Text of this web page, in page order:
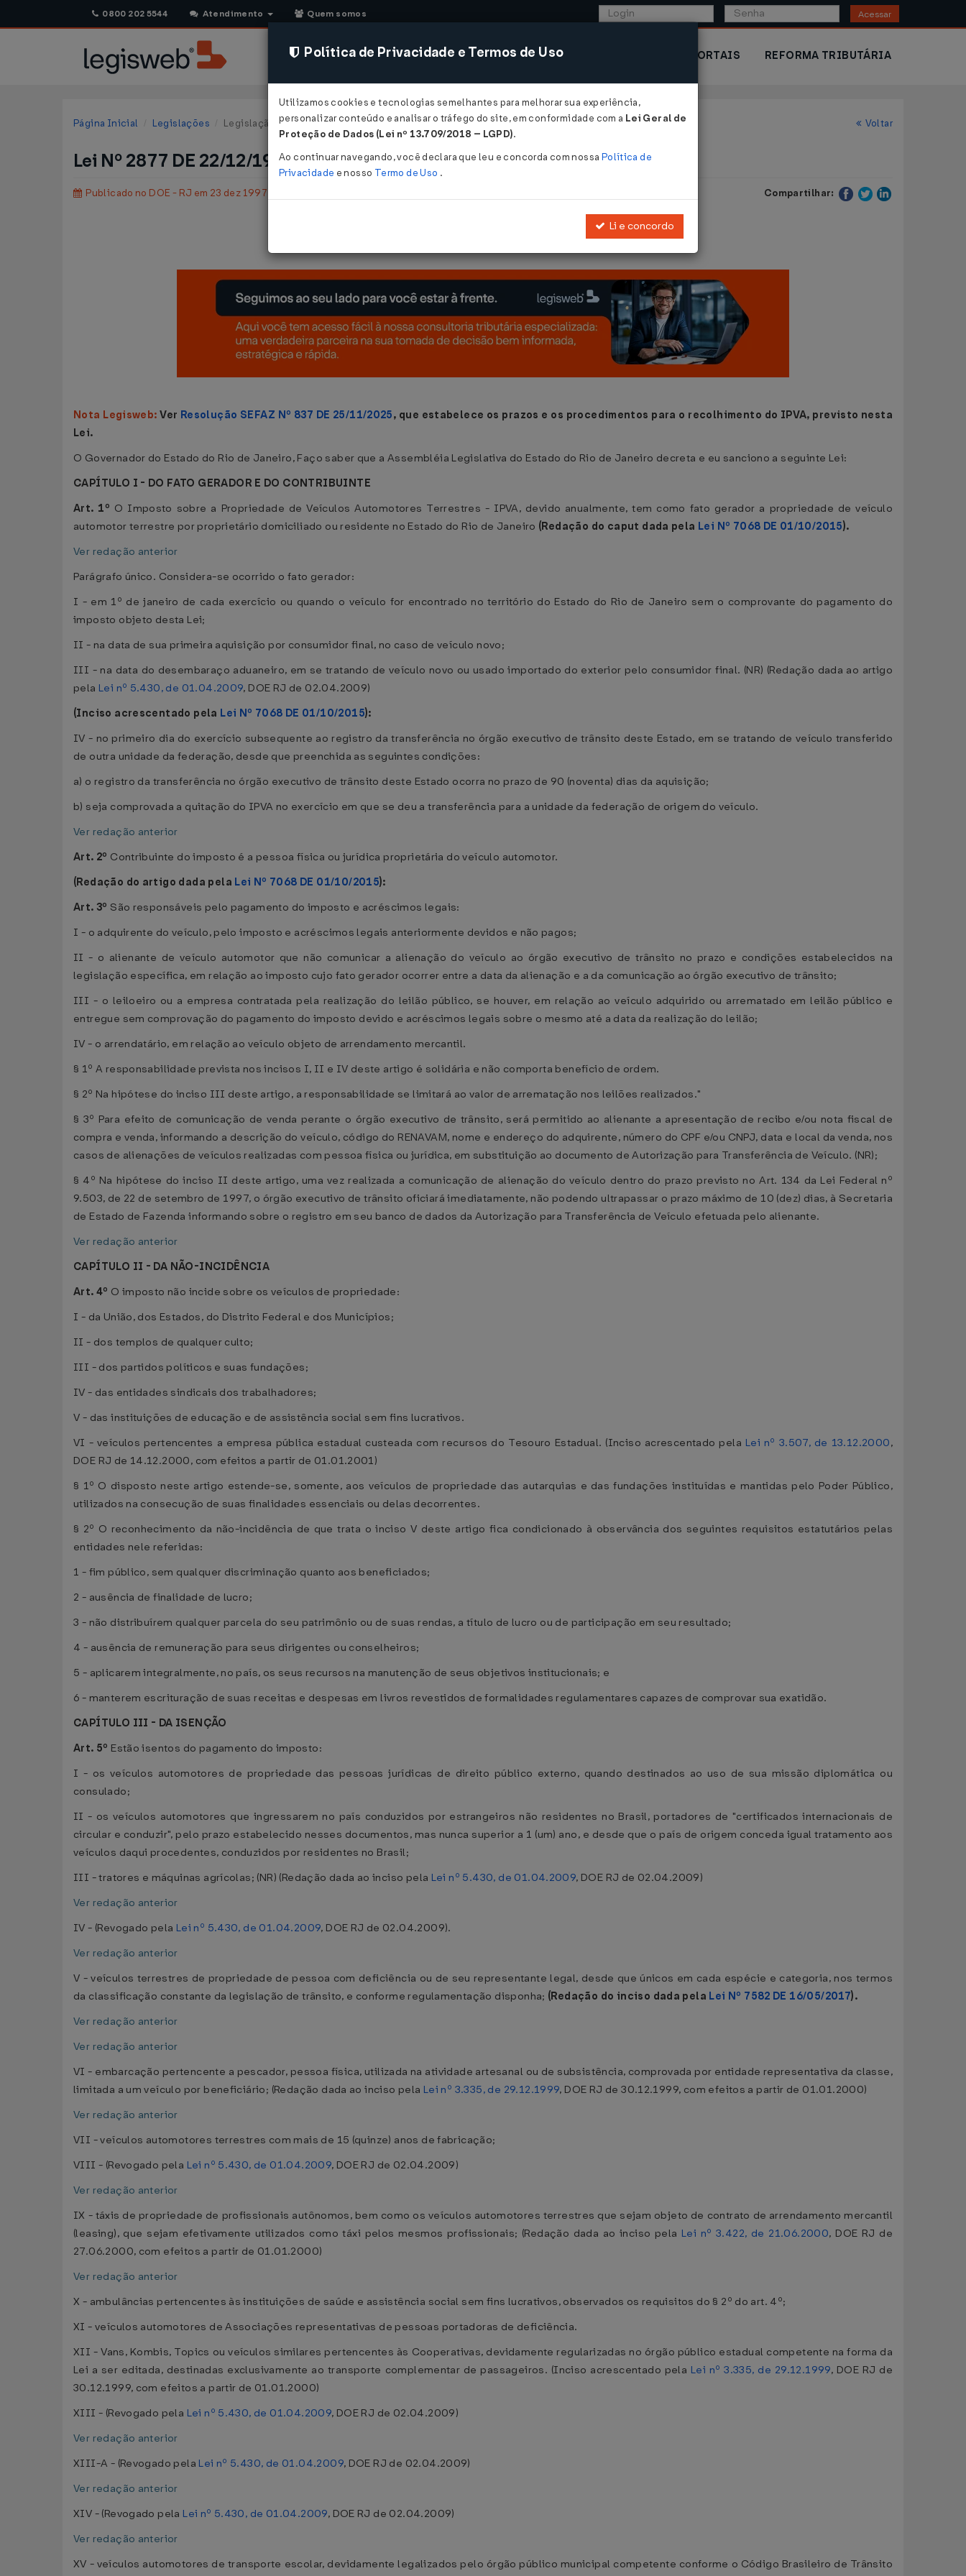
0800 202 5544 Atendimento Quem somos Acessar
CONSULTORIA SISTEMAS COMÉRCIO EXTERIOR PORTAIS REFORMA TRIBUTÁRIA
Página Inicial Legislações Legislação Estadual - Rio de Janeiro Voltar
Lei Nº 2877 DE 22/12/1997
Publicado no DOE - RJ em 23 dez 1997 Compartilhar:
Dispõe sobre o Imposto sobre a Propriedade de Veículos Automotores (IPVA).
Nota Legisweb:Ver Resolução SEFAZ Nº 837 DE 25/11/2025, que estabelece os prazos e os procedimentos para o recolhimento do IPVA, previsto nesta
Lei.
O Governador do Estado do Rio de Janeiro, Faço saber que a Assembléia Legislativa do Estado do Rio de Janeiro decreta e eu sanciono a seguinte Lei:
CAPÍTULO I - DO FATO GERADOR E DO CONTRIBUINTE
Art. 1º O Imposto sobre a Propriedade de Veículos Automotores Terrestres - IPVA, devido anualmente, tem como fato gerador a propriedade de veículo
automotor terrestre por proprietário domiciliado ou residente no Estado do Rio de Janeiro (Redação do caput dada pela Lei Nº 7068 DE 01/10/2015).
Ver redação anterior
Parágrafo único. Considera-se ocorrido o fato gerador:
I - em 1º de janeiro de cada exercício ou quando o veículo for encontrado no território do Estado do Rio de Janeiro sem o comprovante do pagamento do
imposto objeto desta Lei;
II - na data de sua primeira aquisição por consumidor final, no caso de veículo novo;
III - na data do desembaraço aduaneiro, em se tratando de veículo novo ou usado importado do exterior pelo consumidor final. (NR) (Redação dada ao artigo
pela Lei nº 5.430, de 01.04.2009, DOE RJ de 02.04.2009)
(Inciso acrescentado pela Lei Nº 7068 DE 01/10/2015):
IV - no primeiro dia do exercício subsequente ao registro da transferência no órgão executivo de trânsito deste Estado, em se tratando de veículo transferido
de outra unidade da federação, desde que preenchida as seguintes condições:
a) o registro da transferência no órgão executivo de trânsito deste Estado ocorra no prazo de 90 (noventa) dias da aquisição;
b) seja comprovada a quitação do IPVA no exercício em que se deu a transferência para a unidade da federação de origem do veículo.
Ver redação anterior
Art. 2º Contribuinte do imposto é a pessoa física ou jurídica proprietária do veículo automotor.
(Redação do artigo dada pela Lei Nº 7068 DE 01/10/2015):
Art. 3º São responsáveis pelo pagamento do imposto e acréscimos legais:
I - o adquirente do veículo, pelo imposto e acréscimos legais anteriormente devidos e não pagos;
II - o alienante de veículo automotor que não comunicar a alienação do veículo ao órgão executivo de trânsito no prazo e condições estabelecidos na
legislação específica, em relação ao imposto cujo fato gerador ocorrer entre a data da alienação e a da comunicação ao órgão executivo de trânsito;
III - o leiloeiro ou a empresa contratada pela realização do leilão público, se houver, em relação ao veículo adquirido ou arrematado em leilão público e
entregue sem comprovação do pagamento do imposto devido e acréscimos legais sobre o mesmo até a data da realização do leilão;
IV - o arrendatário, em relação ao veículo objeto de arrendamento mercantil.
§ 1º A responsabilidade prevista nos incisos I, II e IV deste artigo é solidária e não comporta benefício de ordem.
§ 2º Na hipótese do inciso III deste artigo, a responsabilidade se limitará ao valor de arrematação nos leilões realizados."
§ 3º Para efeito de comunicação de venda perante o órgão executivo de trânsito, será permitido ao alienante a apresentação de recibo e/ou nota fiscal de
compra e venda, informando a descrição do veículo, código do RENAVAM, nome e endereço do adquirente, número do CPF e/ou CNPJ, data e local da venda, nos
casos de alienações de veículos realizadas com pessoa física ou jurídica, em substituição ao documento de Autorização para Transferência de Veículo. (NR);
§ 4º Na hipótese do inciso II deste artigo, uma vez realizada a comunicação de alienação do veículo dentro do prazo previsto no Art. 134 da Lei Federal nº
9.503, de 22 de setembro de 1997, o órgão executivo de trânsito oficiará imediatamente, não podendo ultrapassar o prazo máximo de 10 (dez) dias, à Secretaria
de Estado de Fazenda informando sobre o registro em seu banco de dados da Autorização para Transferência de Veículo efetuada pelo alienante.
Ver redação anterior
CAPÍTULO II - DA NÃO-INCIDÊNCIA
Art. 4º O imposto não incide sobre os veículos de propriedade:
I - da União, dos Estados, do Distrito Federal e dos Municípios;
II - dos templos de qualquer culto;
III - dos partidos políticos e suas fundações;
IV - das entidades sindicais dos trabalhadores;
V - das instituições de educação e de assistência social sem fins lucrativos.
VI - veículos pertencentes a empresa pública estadual custeada com recursos do Tesouro Estadual. (Inciso acrescentado pela Lei nº 3.507, de 13.12.2000,
DOE RJ de 14.12.2000, com efeitos a partir de 01.01.2001)
§ 1º O disposto neste artigo estende-se, somente, aos veículos de propriedade das autarquias e das fundações instituídas e mantidas pelo Poder Público,
utilizados na consecução de suas finalidades essenciais ou delas decorrentes.
§ 2º O reconhecimento da não-incidência de que trata o inciso V deste artigo fica condicionado à observância dos seguintes requisitos estatutários pelas
entidades nele referidas:
1 - fim público, sem qualquer discriminação quanto aos beneficiados;
2 - ausência de finalidade de lucro;
3 - não distribuírem qualquer parcela do seu patrimônio ou de suas rendas, a título de lucro ou de participação em seu resultado;
4 - ausência de remuneração para seus dirigentes ou conselheiros;
5 - aplicarem integralmente, no país, os seus recursos na manutenção de seus objetivos institucionais; e
6 - manterem escrituração de suas receitas e despesas em livros revestidos de formalidades regulamentares capazes de comprovar sua exatidão.
CAPÍTULO III - DA ISENÇÃO
Art. 5º Estão isentos do pagamento do imposto:
I - os veículos automotores de propriedade das pessoas jurídicas de direito público externo, quando destinados ao uso de sua missão diplomática ou
consulado;
II - os veículos automotores que ingressarem no país conduzidos por estrangeiros não residentes no Brasil, portadores de "certificados internacionais de
circular e conduzir", pelo prazo estabelecido nesses documentos, mas nunca superior a 1 (um) ano, e desde que o país de origem conceda igual tratamento aos
veículos daqui procedentes, conduzidos por residentes no Brasil;
III - tratores e máquinas agrícolas; (NR) (Redação dada ao inciso pela Lei nº 5.430, de 01.04.2009, DOE RJ de 02.04.2009)
Ver redação anterior
IV - (Revogado pela Lei nº 5.430, de 01.04.2009, DOE RJ de 02.04.2009).
Ver redação anterior
V - veículos terrestres de propriedade de pessoa com deficiência ou de seu representante legal, desde que únicos em cada espécie e categoria, nos termos
da classificação constante da legislação de trânsito, e conforme regulamentação disponha; (Redação do inciso dada pela Lei Nº 7582 DE 16/05/2017).
Ver redação anterior
Ver redação anterior
VI - embarcação pertencente a pescador, pessoa física, utilizada na atividade artesanal ou de subsistência, comprovada por entidade representativa da classe,
limitada a um veículo por beneficiário; (Redação dada ao inciso pela Lei nº 3.335, de 29.12.1999, DOE RJ de 30.12.1999, com efeitos a partir de 01.01.2000)
Ver redação anterior
VII - veículos automotores terrestres com mais de 15 (quinze) anos de fabricação;
VIII - (Revogado pela Lei nº 5.430, de 01.04.2009, DOE RJ de 02.04.2009)
Ver redação anterior
IX - táxis de propriedade de profissionais autônomos, bem como os veículos automotores terrestres que sejam objeto de contrato de arrendamento mercantil
(leasing), que sejam efetivamente utilizados como táxi pelos mesmos profissionais; (Redação dada ao inciso pela Lei nº 3.422, de 21.06.2000, DOE RJ de
27.06.2000, com efeitos a partir de 01.01.2000)
Ver redação anterior
X - ambulâncias pertencentes às instituições de saúde e assistência social sem fins lucrativos, observados os requisitos do § 2º do art. 4º;
XI - veículos automotores de Associações representativas de pessoas portadoras de deficiência.
XII - Vans, Kombis, Topics ou veículos similares pertencentes às Cooperativas, devidamente regularizadas no órgão público estadual competente na forma da
Lei a ser editada, destinadas exclusivamente ao transporte complementar de passageiros. (Inciso acrescentado pela Lei nº 3.335, de 29.12.1999, DOE RJ de
30.12.1999, com efeitos a partir de 01.01.2000)
XIII - (Revogado pela Lei nº 5.430, de 01.04.2009, DOE RJ de 02.04.2009)
Ver redação anterior
XIII-A - (Revogado pela Lei nº 5.430, de 01.04.2009, DOE RJ de 02.04.2009)
Ver redação anterior
XIV - (Revogado pela Lei nº 5.430, de 01.04.2009, DOE RJ de 02.04.2009)
Ver redação anterior
XV - veículos automotores de transporte escolar, devidamente legalizados pelo órgão público municipal competente conforme o Código Brasileiro de Trânsito
Política de Privacidade e Termos de Uso
Utilizamos cookies e tecnologias semelhantes para melhorar sua experiência,
personalizar conteúdo e analisar o tráfego do site, em conformidade com a Lei Geral de
Proteção de Dados (Lei nº 13.709/2018 – LGPD).
Ao continuar navegando, você declara que leu e concorda com nossa Política de
Privacidade e nosso Termo de Uso .
Li e concordo